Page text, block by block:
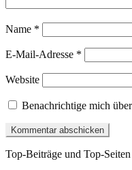
Name *
E-Mail-Adresse *
Website
Benachrichtige mich
Top-Beiträge und Top-Seiten